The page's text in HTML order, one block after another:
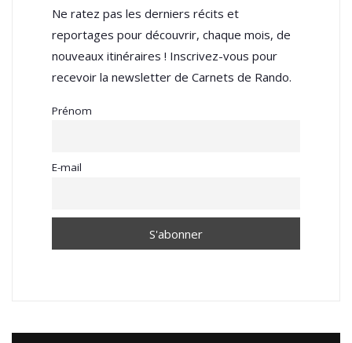
Ne ratez pas les derniers récits et
reportages pour découvrir, chaque mois, de
nouveaux itinéraires ! Inscrivez-vous pour
recevoir la newsletter de Carnets de Rando.
Prénom
E-mail